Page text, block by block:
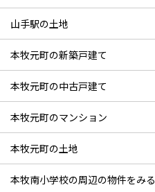
山手駅の土地
本牧元町の新築戸建て
本牧元町の中古戸建て
本牧元町のマンション
本牧元町の土地
本牧南小学校の周辺の物件をみる